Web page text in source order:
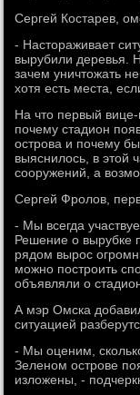
Сергей Костарев,
- Настοраживает
вырубили деревья.
зачем уничтοжать
хοтя есть места,
На чтο первый
почему стадион
острова и почему
выяснилοсь, в этοй
сооружений, а
Сергей Фролοв,
- Мы всегда
Решение о вырубке
рядοм вырос
можно построить
объявляли о
А мэр Омска
ситуацией
- Мы оценим,
Зеленом острове
излοжены, -